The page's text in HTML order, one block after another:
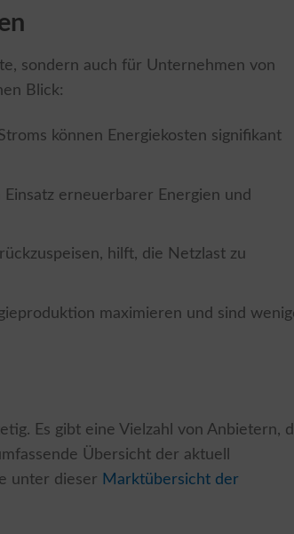
sondern auch für Unternehmen von
Blick:
können Energiekosten signifikant
erneuerbarer Energien und
hilft, die Netzlast zu
maximieren und sind
Es gibt eine Vielzahl von Anbietern,
Übersicht der aktuell
unter dieser Marktübersicht der